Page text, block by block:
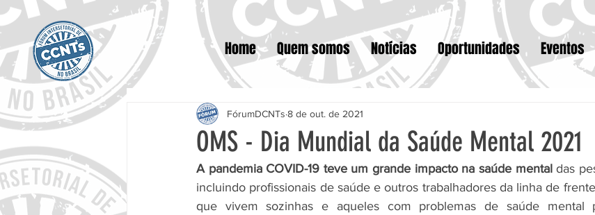
Home Quem somos Notícias Oportunidades Eventos
OMS - Dia Mundial da Saúde Mental 2021
FórumDCNTs 8 de out. de 2021
A pandemia COVID-19 teve um grande impacto na saúde mental das
incluindo profissionais de saúde e outros trabalhadores da linha de
que vivem sozinhas e aqueles com problemas de saúde mental